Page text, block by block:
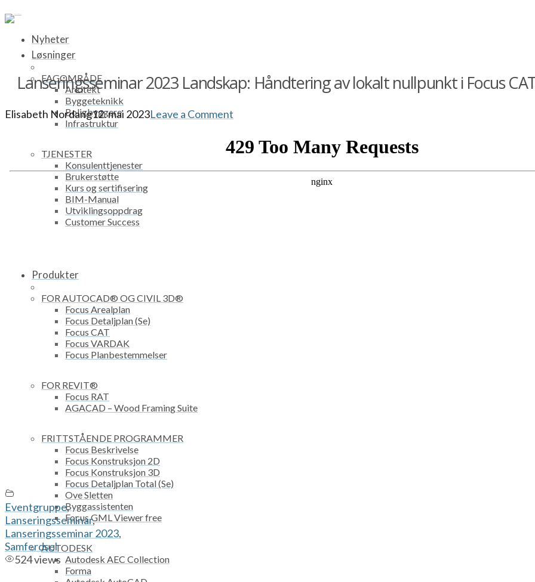
Nyheter
Løsninger
FAGOMRÅDE
Arkitekt
Byggeteknikk
Boligbyggere
Infrastruktur
TJENESTER
Konsulenttjenester
Brukerstøtte
Kurs og sertifisering
BIM-Manual
Utviklingsoppdrag
Customer Success
Produkter
FOR AUTOCAD® OG CIVIL 3D®
Focus Arealplan
Focus Detaljplan (Se)
Focus CAT
Focus VARDAK
Focus Planbestemmelser
FOR REVIT®
Focus RAT
AGACAD – Wood Framing Suite
FRITTSTÅENDE PROGRAMMER
Focus Beskrivelse
Focus Konstruksjon 2D
Focus Konstruksjon 3D
Focus Detaljplan Total (Se)
Ove Sletten
Byggassistenten
Focus GML Viewer free
AUTODESK
Autodesk AEC Collection
Forma
Lanseringsseminar 2023 Landskap: Håndtering av lokalt nullpunkt i Focus
Elisabeth Nordang12. mai 2023Leave a Comment
Eventgruppe,
Lanseringsseminar,
Lanseringsseminar 2023,
Samferdsel
524 views